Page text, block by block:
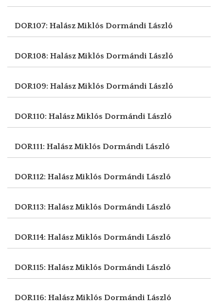
DOR107: Halász Miklós Dormándi László
DOR108: Halász Miklós Dormándi László
DOR109: Halász Miklós Dormándi László
DOR110: Halász Miklós Dormándi László
DOR111: Halász Miklós Dormándi László
DOR112: Halász Miklós Dormándi László
DOR113: Halász Miklós Dormándi László
DOR114: Halász Miklós Dormándi László
DOR115: Halász Miklós Dormándi László
DOR116: Halász Miklós Dormándi László